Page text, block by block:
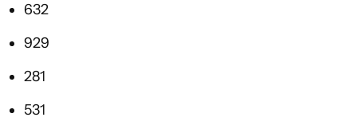
632
929
281
531